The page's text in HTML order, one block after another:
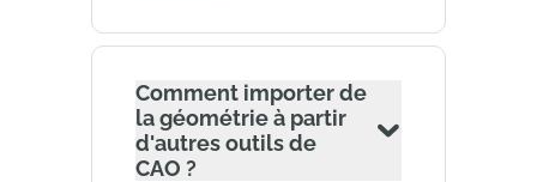
Comment importer de
la géométrie à partir
d'autres outils de
CAO ?